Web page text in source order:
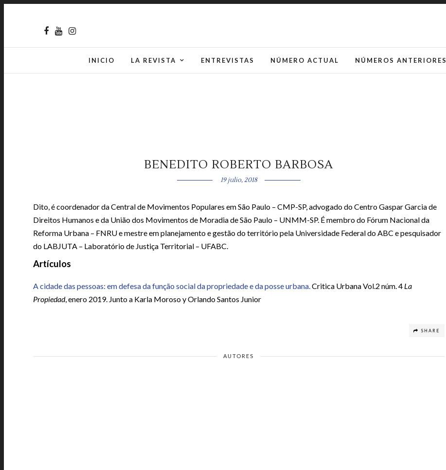
INICIO LA REVISTA ENTREVISTAS NÚMERO ACTUAL NÚMEROS ANTERIORES
BENEDITO ROBERTO BARBOSA
19 julio, 2018
Dito, é coordenador da Central de Movimentos Populares em São Paulo – CMP-SP, advogado do Centro Gaspar Garcia de
Direitos Humanos e da União dos Movimentos de Moradia de São Paulo – UNMM-SP. É membro do Fórum Nacional da
Reforma Urbana – FNRU e mestre em planejamento e gestão do território pela Universidade Federal do ABC e pesquisador
do LABJUTA – Laboratório de Justiça Territorial – UFABC.
Artículos
A cidade das pessoas: em defesa da função social da propriedade e da posse urbana.Critica Urbana Vol.2 núm. 4 La
Propiedad, enero 2019. Junto a Karla Moroso y Orlando Santos Junior
SHARE
AUTORES